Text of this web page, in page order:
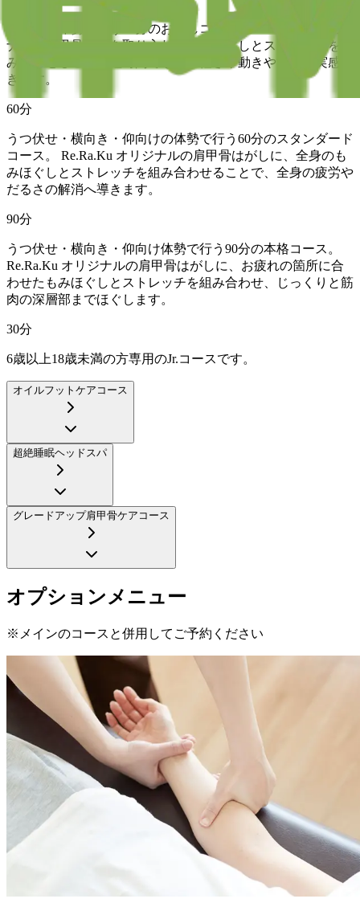
うつ伏せ体勢で行う30分のお試しコース。 Re.Ra.Ku オリジ
ナルの肩甲骨ケアを取り入れ、もみほぐしとストレッチを組
み合わせることで短時間でも体の軽さや動きやすさを実感で
きます。
60分
うつ伏せ・横向き・仰向けの体勢で行う60分のスタンダード
コース。 Re.Ra.Ku オリジナルの肩甲骨はがしに、全身のも
みほぐしとストレッチを組み合わせることで、全身の疲労や
だるさの解消へ導きます。
90分
うつ伏せ・横向き・仰向け体勢で行う90分の本格コース。
Re.Ra.Ku オリジナルの肩甲骨はがしに、お疲れの箇所に合
わせたもみほぐしとストレッチを組み合わせ、じっくりと筋
肉の深層部までほぐします。
30分
6歳以上18歳未満の方専用のJr.コースです。
オイルフットケアコース
超絶睡眠ヘッドスパ
グレードアップ肩甲骨ケアコース
オプションメニュー
※メインのコースと併用してご予約ください